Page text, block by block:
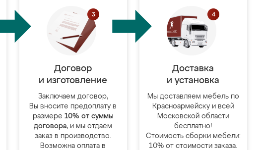
Договор
и изготовление
Заключаем договор,
Вы вносите предоплату в
размере 10% от суммы
договора, и мы отдаём
заказ в производство.
Возможна оплата в
Доставка
и установка
Мы доставляем мебель по
Красноармейску и всей
Московской области
бесплатно!
Стоимость сборки мебели:
10% от стоимости заказа.